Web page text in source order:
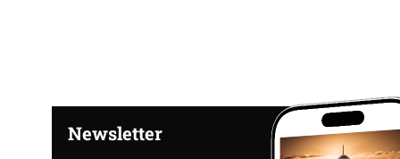
Newsletter